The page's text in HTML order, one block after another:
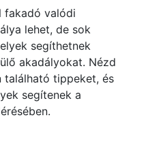
fakadó valódi
lehet, de sok
segíthetnek
akadályokat. Nézd
található tippeket, és
segítenek a